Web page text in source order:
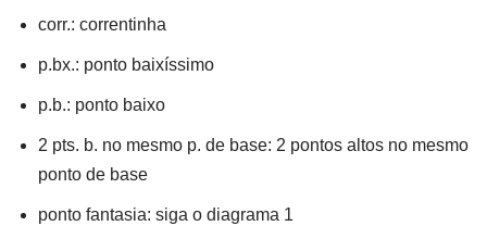
corr.: correntinha
p.bx.: ponto baixíssimo
p.b.: ponto baixo
2 pts. b. no mesmo p. de base: 2 pontos altos no mesmo
ponto de base
ponto fantasia: siga o diagrama 1